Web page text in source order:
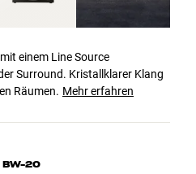
einem Line Source
Surround. Kristallklarer Klang
Räumen. Mehr erfahren
BW-20